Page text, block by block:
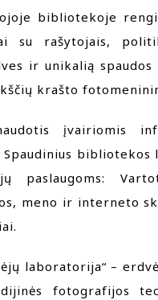
bibliotekoje
su rašytojais,
ir unikalią
krašto
įvairiomis
paslaugoms:
meno ir interneto
laboratorija“ –
fotografijos